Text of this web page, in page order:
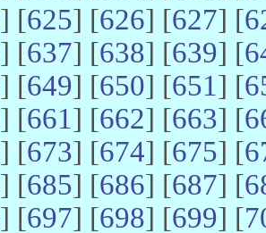
] [625] [626] [627] [
] [637] [638] [639] [
] [649] [650] [651] [
] [661] [662] [663] [
] [673] [674] [675] [
] [685] [686] [687] [
] [697] [698] [699] [